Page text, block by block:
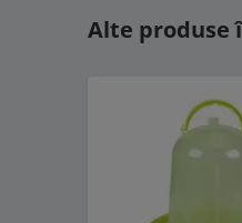
Alte produse